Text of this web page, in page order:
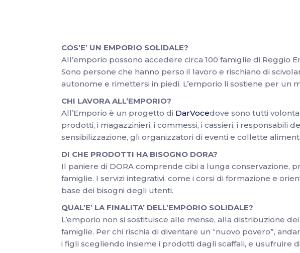
COS’E’ UN EMPORIO SOLIDALE?
All’emporio possono accedere circa 100 famiglie di Reggio
Sono persone che hanno perso il lavoro e rischiano di
autonome e rimettersi in piedi. L’emporio li sostiene per un
CHI LAVORA ALL’EMPORIO?
All’Emporio è un progetto di DarVocedove sono tutti
prodotti, i magazzinieri, i commessi, i cassieri, i responsabili
sensibilizzazione, gli organizzatori di eventi e collette
DI CHE PRODOTTI HA BISOGNO DORA?
Il paniere di DORA comprende cibi a lunga conservazione,
famiglie. I servizi integrativi, come i corsi di formazione e
base dei bisogni degli utenti.
QUAL’E’ LA FINALITA’ DELL’EMPORIO SOLIDALE?
L’emporio non si sostituisce alle mense, alla distribuzione
famiglie. Per chi rischia di diventare un “nuovo povero”,
i figli scegliendo insieme i prodotti dagli scaffali, e usufruire